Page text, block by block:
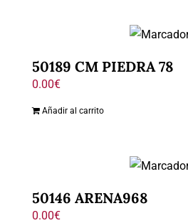
50189 CM PIEDRA 78
0.00€
Añadir al carrito
50146 ARENA968
0.00€